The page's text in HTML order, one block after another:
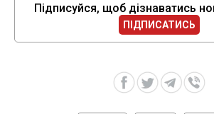
Підписуйся, щоб дізнаватись
ПІДПИСАТИСЬ